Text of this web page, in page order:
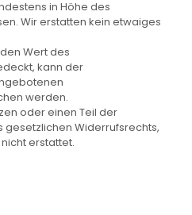
in Höhe des
Wir erstatten kein etwaiges
Wert des
kann der
werden.
oder einen Teil der
gesetzlichen Widerrufsrechts,
erstattet.